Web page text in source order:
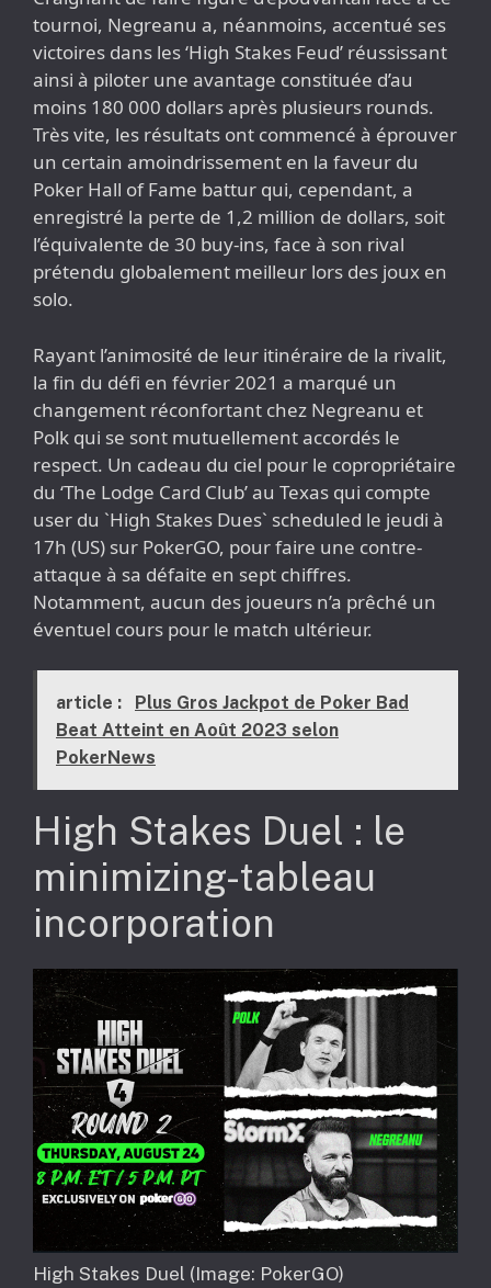
tournoi, Negreanu a, néanmoins, accentué ses
victoires dans les ‘High Stakes Feud’ réussissant
ainsi à piloter une avantage constituée d’au
moins 180 000 dollars après plusieurs rounds.
Très vite, les résultats ont commencé à éprouver
un certain amoindrissement en la faveur du
Poker Hall of Fame battur qui, cependant, a
enregistré la perte de 1,2 million de dollars, soit
l’équivalente de 30 buy-ins, face à son rival
prétendu globalement meilleur lors des joux en
solo.
Rayant l’animosité de leur itinéraire de la rivalit,
la fin du défi en février 2021 a marqué un
changement réconfortant chez Negreanu et
Polk qui se sont mutuellement accordés le
respect. Un cadeau du ciel pour le copropriétaire
du ‘The Lodge Card Club’ au Texas qui compte
user du `High Stakes Dues` scheduled le jeudi à
17h (US) sur PokerGO, pour faire une contre-
attaque à sa défaite en sept chiffres.
Notamment, aucun des joueurs n’a prêché un
éventuel cours pour le match ultérieur.
article :
Plus Gros Jackpot de Poker Bad
Beat Atteint en Août 2023 selon
PokerNews
High Stakes Duel : le
minimizing-tableau
incorporation
High Stakes Duel (Image: PokerGO)